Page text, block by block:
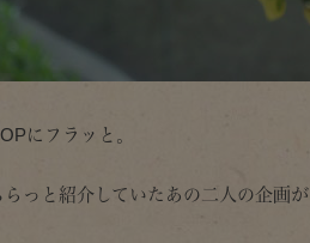
にフラッと。
らっと紹介していたあの二人の企画が